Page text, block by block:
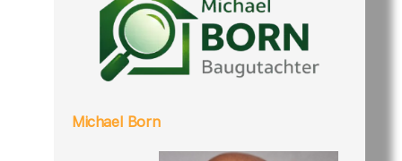
Michael Born